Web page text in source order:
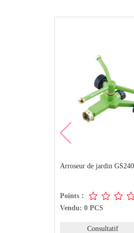
Arroseur de jardin
Points：
Vendu: 0 PCS
Consultatif